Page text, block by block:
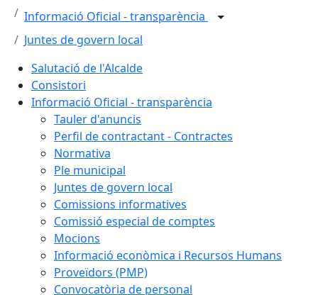
Informació Oficial - transparència
Juntes de govern local
Salutació de l'Alcalde
Consistori
Informació Oficial - transparència
Tauler d'anuncis
Perfil de contractant - Contractes
Normativa
Ple municipal
Juntes de govern local
Comissions informatives
Comissió especial de comptes
Mocions
Informació econòmica i Recursos Humans
Proveïdors (PMP)
Convocatòria de personal